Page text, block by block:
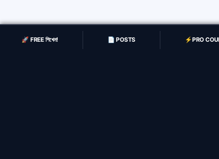
🚀 FREE শিখেন! 📄 POSTS ⚡️PRO